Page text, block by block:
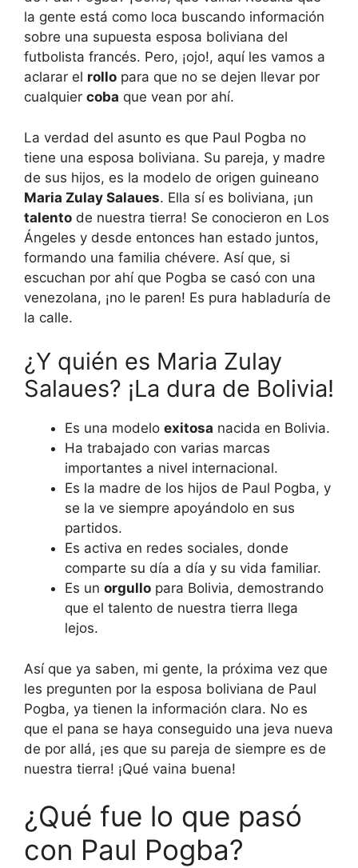
la gente está como loca buscando información
sobre una supuesta esposa boliviana del
futbolista francés. Pero, ¡ojo!, aquí les vamos a
aclarar el rollo para que no se dejen llevar por
cualquier coba que vean por ahí.
La verdad del asunto es que Paul Pogba no
tiene una esposa boliviana. Su pareja, y madre
de sus hijos, es la modelo de origen guineano
Maria Zulay Salaues. Ella sí es boliviana, ¡un
talento de nuestra tierra! Se conocieron en Los
Ángeles y desde entonces han estado juntos,
formando una familia chévere. Así que, si
escuchan por ahí que Pogba se casó con una
venezolana, ¡no le paren! Es pura habladuría de
la calle.
¿Y quién es Maria Zulay
Salaues? ¡La dura de Bolivia!
Es una modelo exitosa nacida en Bolivia.
Ha trabajado con varias marcas
importantes a nivel internacional.
Es la madre de los hijos de Paul Pogba, y
se la ve siempre apoyándolo en sus
partidos.
Es activa en redes sociales, donde
comparte su día a día y su vida familiar.
Es un orgullo para Bolivia, demostrando
que el talento de nuestra tierra llega
lejos.
Así que ya saben, mi gente, la próxima vez que
les pregunten por la esposa boliviana de Paul
Pogba, ya tienen la información clara. No es
que el pana se haya conseguido una jeva nueva
de por allá, ¡es que su pareja de siempre es de
nuestra tierra! ¡Qué vaina buena!
¿Qué fue lo que pasó
con Paul Pogba?